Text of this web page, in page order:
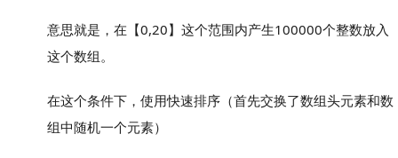
意思就是，在【0,20】这个范围内产生100000个整数放入
这个数组。
在这个条件下，使用快速排序（首先交换了数组头元素和数
组中随机一个元素）